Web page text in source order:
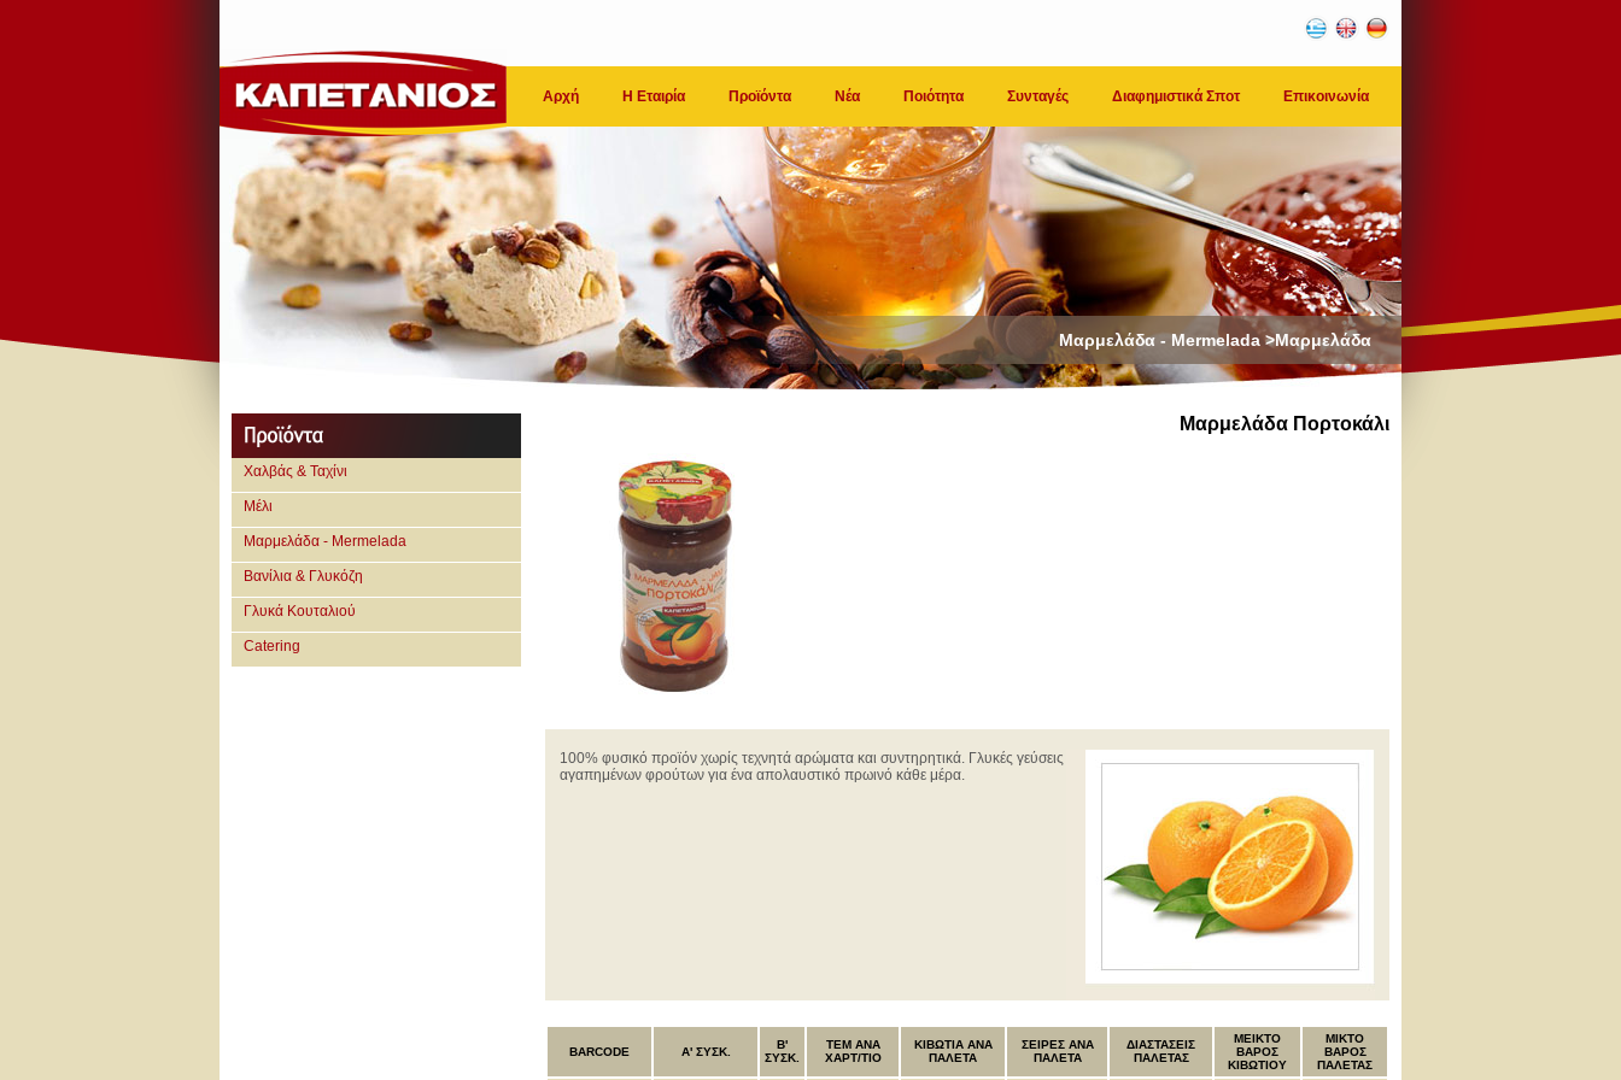
Αρχή Η Εταιρία Προϊόντα Νέα Ποιότητα Συνταγές Διαφημιστικά Σποτ Επικοινωνία
Μαρμελάδα - Mermelada >Μαρμελάδα
Χαλβάς & Ταχίνι
Μέλι
Μαρμελάδα - Mermelada
Βανίλια & Γλυκόζη
Γλυκά Κουταλιού
Catering
Μαρμελάδα Πορτοκάλι
100% φυσικό προϊόν χωρίς τεχνητά αρώματα και συντηρητικά. Γλυκές γεύσεις
αγαπημένων φρούτων για ένα απολαυστικό πρωινό κάθε μέρα.
BARCODE Α' ΣΥΣΚ.
B'
ΣΥΣΚ.
ΤΕΜ ANA
ΧΑΡΤ/ΤΙΟ
ΚΙΒΩΤΙΑ ΑΝΑ
ΠΑΛΕΤΑ
ΣΕΙΡΕΣ ΑΝΑ
ΠΑΛΕΤΑ
ΔΙΑΣΤΑΣΕΙΣ
ΠΑΛΕΤΑΣ
MEIKTO
ΒΑΡΟΣ
ΚΙΒΩΤΙΟΥ
ΜΙΚΤΟ
ΒΑΡΟΣ
ΠΑΛΕΤΑΣ